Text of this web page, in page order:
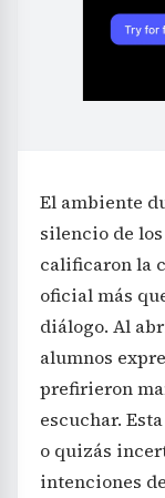
El ambiente
silencio de
calificaron la
oficial más
diálogo. Al
alumnos
prefirieron
escuchar.
o quizás
intenciones